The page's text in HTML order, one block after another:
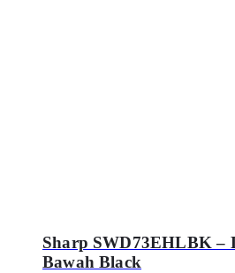
Sharp SWD73EHLBK –
Bawah Black